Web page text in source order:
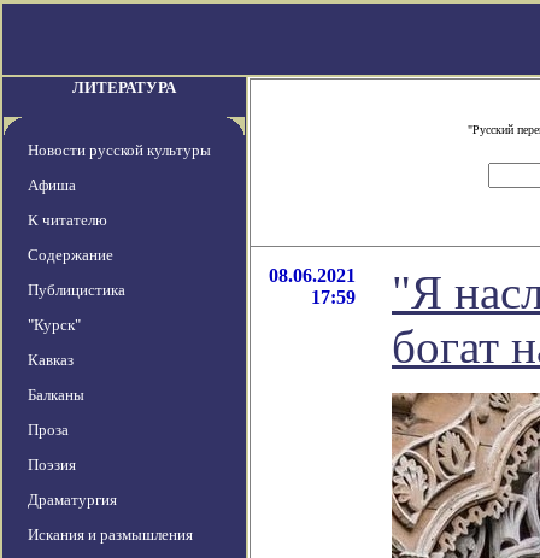
ЛИТЕРАТУРА
Новости русской культуры
Афиша
К читателю
Содержание
Публицистика
"Курск"
Кавказ
Балканы
Проза
Поэзия
Драматургия
Искания и размышления
"Русский
08.06.2021
17:59
"Я
богат